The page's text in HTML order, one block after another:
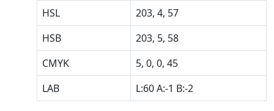
HSL
203, 4, 57
HSB
203, 5, 58
CMYK
5, 0, 0, 45
LAB
L:60 A:-1 B:-2